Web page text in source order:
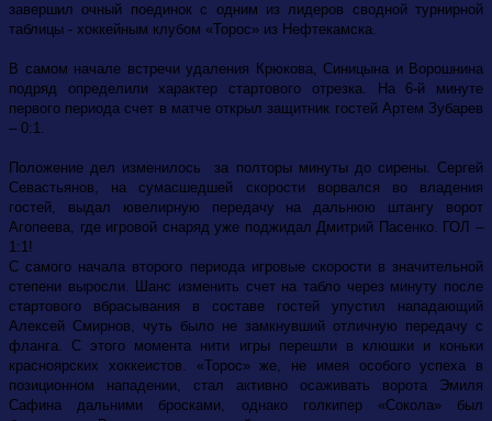
завершил очный поединок с одним из лидеров сводной турнирной
таблицы - хоккейным клубом «Торос» из Нефтекамска.
В самом начале встречи удаления Крюкова, Синицына и Ворошнина
подряд определили характер стартового отрезка. На 6-й минуте
первого периода счет в матче открыл защитник гостей Артем Зубарев
– 0:1.
Положение дел изменилось за полторы минуты до сирены. Сергей
Севастьянов, на сумасшедшей скорости ворвался во владения
гостей, выдал ювелирную передачу на дальнюю штангу ворот
Агопеева, где игровой снаряд уже поджидал Дмитрий Пасенко. ГОЛ –
1:1!
С самого начала второго периода игровые скорости в значительной
степени выросли. Шанс изменить счет на табло через минуту после
стартового вбрасывания в составе гостей упустил нападающий
Алексей Смирнов, чуть было не замкнувший отличную передачу с
фланга. С этого момента нити игры перешли в клюшки и коньки
красноярских хоккеистов. «Торос» же, не имея особого успеха в
позиционном нападении, стал активно осаживать ворота Эмиля
Сафина дальними бросками, однако голкипер «Сокола» был